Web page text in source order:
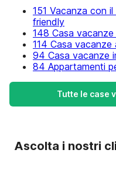
151 Vacanza con
friendly
148 Casa vacanze
114 Casa vacanze
94 Casa vacanze
84 Appartamenti
Tutte le case
Ascolta i nostri